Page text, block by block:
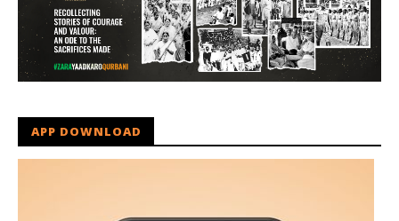
APP DOWNLOAD